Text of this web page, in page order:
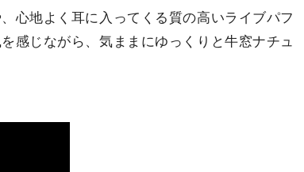
心地よく耳に入ってくる質の高いライブパフ
感じながら、気ままにゆっくりと牛窓ナチュ